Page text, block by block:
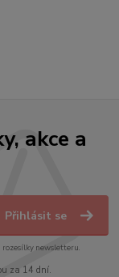
akce a
Přihlásit se
rozesílky newsletteru.
za 14 dní.